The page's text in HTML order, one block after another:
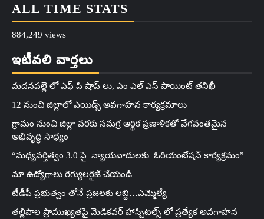
ALL TIME STATS
884,249 views
ఇటీవలి వార్తలు
మదనపల్లె లో ఎఫ్ పి షాప్ లు, ఎం ఎల్ ఎస్ పాయింట్ తనిఖీ
12 నుంచి జిల్లాలో ఎయిడ్స్ అవగాహన కార్యక్రమాలు
గ్రామం నుంచి జిల్లా వరకు సమగ్ర ఆర్థిక ప్రణాళికతో వేగవంతమైన
అభివృద్ధి సాధ్యం
“మధ్యవర్తిత్వం 3.0 పై న్యాయవాదులకు ఓరియంటేషన్ కార్యక్రమం”
మా ఉద్యోగాలు రెగ్యులరైజ్ చేయండి
టీడీపీ ప్రభుత్వం తోనే ప్రజలకు లబ్ది…ఎమ్మెల్యే
తల్లిపాల ప్రాముఖ్యతపై మెడికవర్ హాస్పిటల్స్ లో ప్రత్యేక అవగాహన